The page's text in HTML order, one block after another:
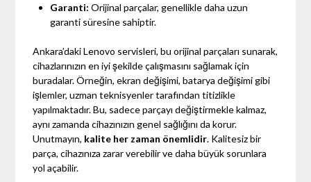
Garanti: Orijinal parçalar, genellikle daha uzun
garanti süresine sahiptir.
Ankara’daki Lenovo servisleri, bu orijinal parçaları sunarak,
cihazlarınızın en iyi şekilde çalışmasını sağlamak için
buradalar. Örneğin, ekran değişimi, batarya değişimi gibi
işlemler, uzman teknisyenler tarafından titizlikle
yapılmaktadır. Bu, sadece parçayı değiştirmekle kalmaz,
aynı zamanda cihazınızın genel sağlığını da korur.
Unutmayın, kalite her zaman önemlidir. Kalitesiz bir
parça, cihazınıza zarar verebilir ve daha büyük sorunlara
yol açabilir.